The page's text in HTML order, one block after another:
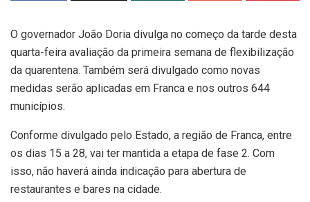
O governador João Doria divulga no começo da tarde desta
quarta-feira avaliação da primeira semana de flexibilização
da quarentena. Também será divulgado como novas
medidas serão aplicadas em Franca e nos outros 644
municípios.
Conforme divulgado pelo Estado, a região de Franca, entre
os dias 15 a 28, vai ter mantida a etapa de fase 2. Com
isso, não haverá ainda indicação para abertura de
restaurantes e bares na cidade.